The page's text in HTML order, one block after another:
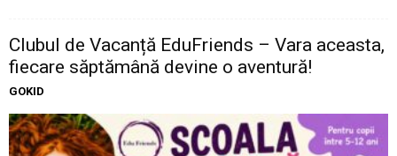
Clubul de Vacanță EduFriends – Vara aceasta,
fiecare săptămână devine o aventură!
GOKID